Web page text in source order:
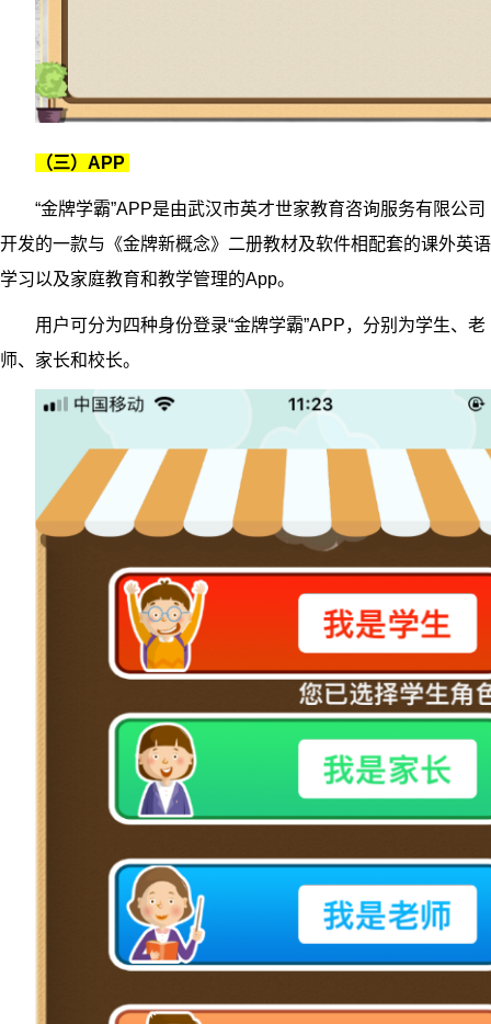
（三）APP
“金牌学霸”APP是由武汉市英才世家教育咨询服务有限公司
开发的一款与《金牌新概念》二册教材及软件相配套的课外英语
学习以及家庭教育和教学管理的App。
用户可分为四种身份登录“金牌学霸”APP，分别为学生、老
师、家长和校长。